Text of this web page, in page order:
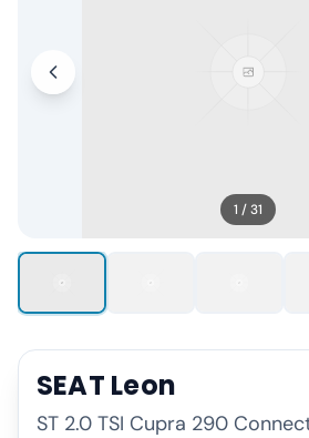
1 /31
SEAT Leon
ST 2.0 TSI Cupra 290